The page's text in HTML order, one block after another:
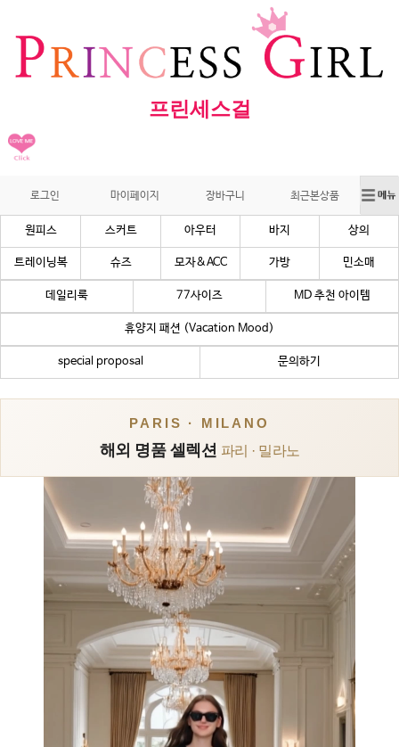
프린세스걸
로그인 마이페이지 장바구니 최근본상품
원피스 스커트 아우터 바지 상의
트레이닝복 슈즈 모자&ACC 가방 민소매
데일리룩 77사이즈 MD 추천 아이템
휴양지 패션 (Vacation Mood)
special proposal 문의하기
PARIS · MILANO
해외 명품 셀렉션 파리 · 밀라노